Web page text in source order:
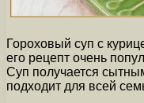
Гороховый суп с
его рецепт очень
Суп получается
подходит для всей